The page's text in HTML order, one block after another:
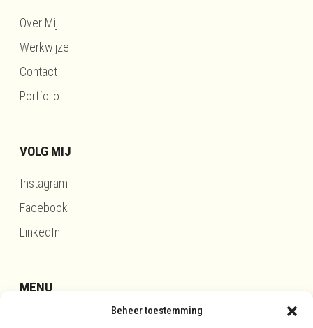
Beheer toestemming
Over Mij
Werkwijze
Contact
Portfolio
VOLG MIJ
Instagram
Facebook
LinkedIn
MENU